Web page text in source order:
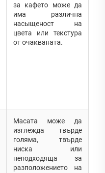
за кафето може да
има различна
насыщеност на
цвета или текстура
от очакваната.
Масата може да
изглежда твърде
голяма, твърде
ниска или
неподходяща за
разположението на